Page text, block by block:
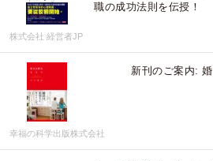
職の成功法則を伝授！
株式会社 経営者JP
新刊のご案内:
幸福の科学出版株式会社